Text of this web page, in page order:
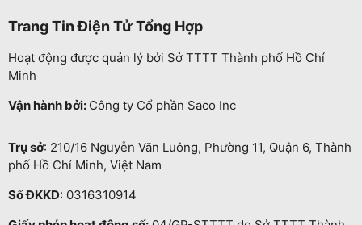
Trang Tin Điện Tử Tổng Hợp
Hoạt động được quản lý bởi Sở TTTT Thành phố Hồ Chí
Minh
Vận hành bởi: Công ty Cổ phần Saco Inc
Trụ sở: 210/16 Nguyễn Văn Luông, Phường 11, Quận 6, Thành
phố Hồ Chí Minh, Việt Nam
Số ĐKKD: 0316310914